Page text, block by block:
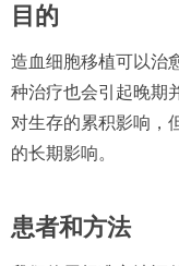
目的
造血细胞移植可以治
种治疗也会引起晚期
对生存的累积影响，
的长期影响。
患者和方法